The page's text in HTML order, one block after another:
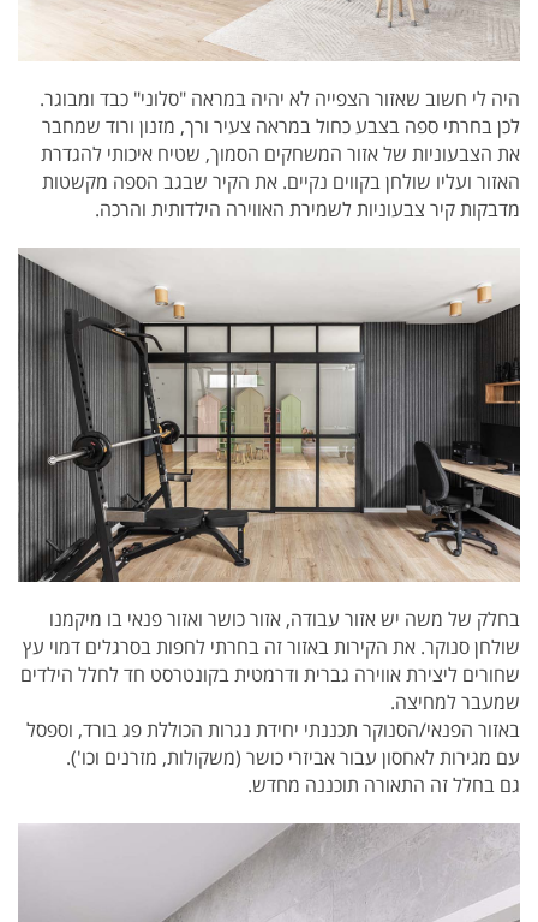
היה לי חשוב שאזור הצפייה לא יהיה במראה "סלוני" כבד ומבוגר.
לכן בחרתי ספה בצבע כחול במראה צעיר ורך, מזנון ורוד שמחבר
את הצבעוניות של אזור המשחקים הסמוך, שטיח איכותי להגדרת
האזור ועליו שולחן בקווים נקיים. את הקיר שבגב הספה מקשטות
מדבקות קיר צבעוניות לשמירת האווירה הילדותית והרכה.
בחלק של משה יש אזור עבודה, אזור כושר ואזור פנאי בו מיקמנו
שולחן סנוקר. את הקירות באזור זה בחרתי לחפות בסרגלים דמוי עץ
שחורים ליצירת אווירה גברית ודרמטית בקונטרסט חד לחלל הילדים
שמעבר למחיצה.
באזור הפנאי/הסנוקר תכננתי יחידת נגרות הכוללת פג בורד, וספסל
עם מגירות לאחסון עבור אביזרי כושר (משקולות, מזרנים וכו').
גם בחלל זה התאורה תוכננה מחדש.